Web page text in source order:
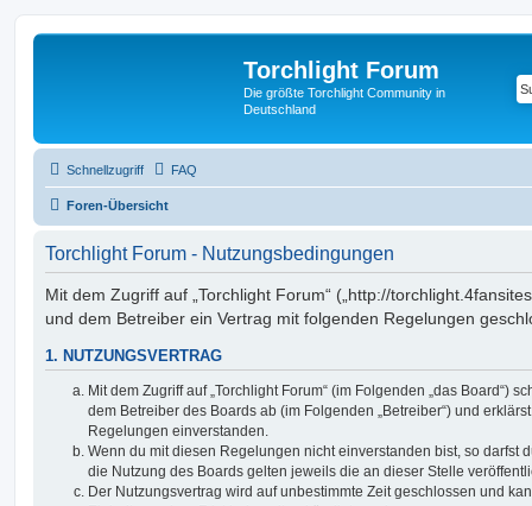
Torchlight Forum
Die größte Torchlight Community in
Deutschland
Schnellzugriff FAQ
Foren-Übersicht
Torchlight Forum - Nutzungsbedingungen
Mit dem Zugriff auf „Torchlight Forum“ („http://
und dem Betreiber ein Vertrag mit folgenden Regelungen
1. NUTZUNGSVERTRAG
Mit dem Zugriff auf „Torchlight Forum“ (im Folgenden „das Board“)
dem Betreiber des Boards ab (im Folgenden „Betreiber“) und
Regelungen einverstanden.
Wenn du mit diesen Regelungen nicht einverstanden bist, so darfst
die Nutzung des Boards gelten jeweils die an dieser Stelle
Der Nutzungsvertrag wird auf unbestimmte Zeit geschlossen und